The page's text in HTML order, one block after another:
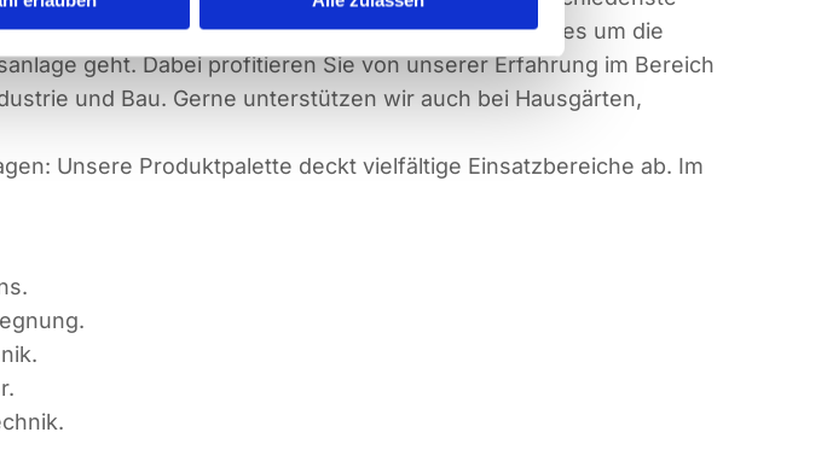
greifen auf unsere Expertise zurück, wenn es um die
geht. Dabei profitieren Sie von unserer Erfahrung im Bereich
und Bau. Gerne unterstützen wir auch bei Hausgärten,
Unsere Produktpalette deckt vielfältige Einsatzbereiche ab. Im